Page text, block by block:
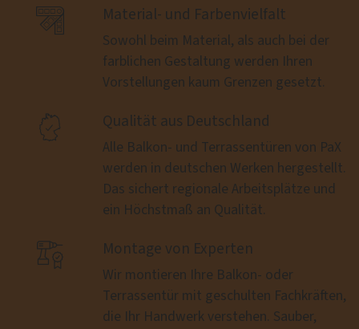
 Material- und Farbenvielfalt
Sowohl beim Material, als auch bei der
farblichen Gestaltung werden Ihren
Vorstellungen kaum Grenzen gesetzt.
 Qualität aus Deutschland
Alle Balkon- und Terrassentüren von PaX
werden in deutschen Werken hergestellt.
Das sichert regionale Arbeitsplätze und
ein Höchstmaß an Qualität.
 Montage von Experten
Wir montieren Ihre Balkon- oder
Terrassentür mit geschulten Fachkräften,
die Ihr Handwerk verstehen. Sauber,